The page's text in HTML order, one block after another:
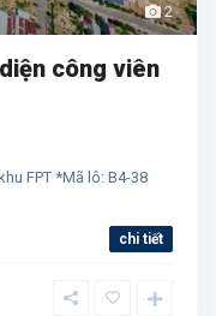
2
công viên
FPT *Mã lô: B4-38
chi tiết